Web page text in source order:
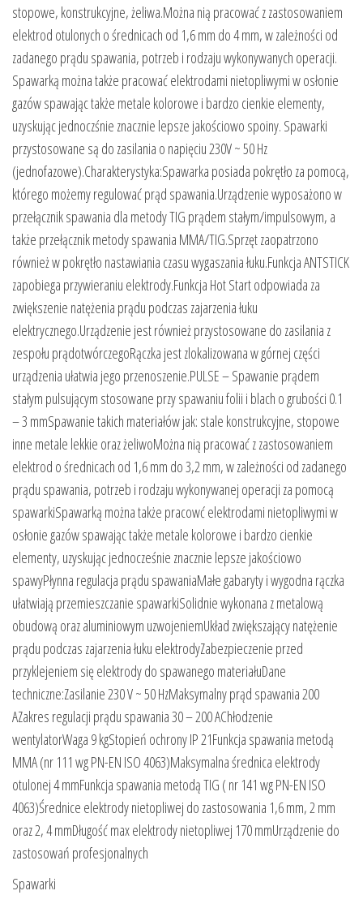
stopowe, konstrukcyjne, żeliwa.Można nią pracować z zastosowaniem
elektrod otulonych o średnicach od 1,6 mm do 4 mm, w zależności od
zadanego prądu spawania, potrzeb i rodzaju wykonywanych operacji.
Spawarką można także pracować elektrodami nietopliwymi w osłonie
gazów spawając także metale kolorowe i bardzo cienkie elementy,
uzyskując jednoczśnie znacznie lepsze jakościowo spoiny. Spawarki
przystosowane są do zasilania o napięciu 230V ~ 50 Hz
(jednofazowe).Charakterystyka:Spawarka posiada pokrętło za pomocą,
którego możemy regulować prąd spawania.Urządzenie wyposażono w
przełącznik spawania dla metody TIG prądem stałym/impulsowym, a
także przełącznik metody spawania MMA/TIG.Sprzęt zaopatrzono
również w pokrętło nastawiania czasu wygaszania łuku.Funkcja ANTSTICK
zapobiega przywieraniu elektrody.Funkcja Hot Start odpowiada za
zwiększenie natężenia prądu podczas zajarzenia łuku
elektrycznego.Urządzenie jest również przystosowane do zasilania z
zespołu prądotwórczegoRączka jest zlokalizowana w górnej części
urządzenia ułatwia jego przenoszenie.PULSE – Spawanie prądem
stałym pulsującym stosowane przy spawaniu folii i blach o grubości 0.1
– 3 mmSpawanie takich materiałów jak: stale konstrukcyjne, stopowe
inne metale lekkie oraz żeliwoMożna nią pracować z zastosowaniem
elektrod o średnicach od 1,6 mm do 3,2 mm, w zależności od zadanego
prądu spawania, potrzeb i rodzaju wykonywanej operacji za pomocą
spawarkiSpawarką można także pracowć elektrodami nietopliwymi w
osłonie gazów spawając także metale kolorowe i bardzo cienkie
elementy, uzyskując jednocześnie znacznie lepsze jakościowo
spawyPłynna regulacja prądu spawaniaMałe gabaryty i wygodna rączka
ułatwiają przemieszczanie spawarkiSolidnie wykonana z metalową
obudową oraz aluminiowym uzwojeniemUkład zwiększający natężenie
prądu podczas zajarzenia łuku elektrodyZabezpieczenie przed
przyklejeniem się elektrody do spawanego materiałuDane
techniczne:Zasilanie 230 V ~ 50 HzMaksymalny prąd spawania 200
AZakres regulacji prądu spawania 30 – 200 AChłodzenie
wentylatorWaga 9 kgStopień ochrony IP 21Funkcja spawania metodą
MMA (nr 111 wg PN-EN ISO 4063)Maksymalna średnica elektrody
otulonej 4 mmFunkcja spawania metodą TIG ( nr 141 wg PN-EN ISO
4063)Średnice elektrody nietopliwej do zastosowania 1,6 mm, 2 mm
oraz 2, 4 mmDługość max elektrody nietopliwej 170 mmUrządzenie do
zastosowań profesjonalnych
Spawarki